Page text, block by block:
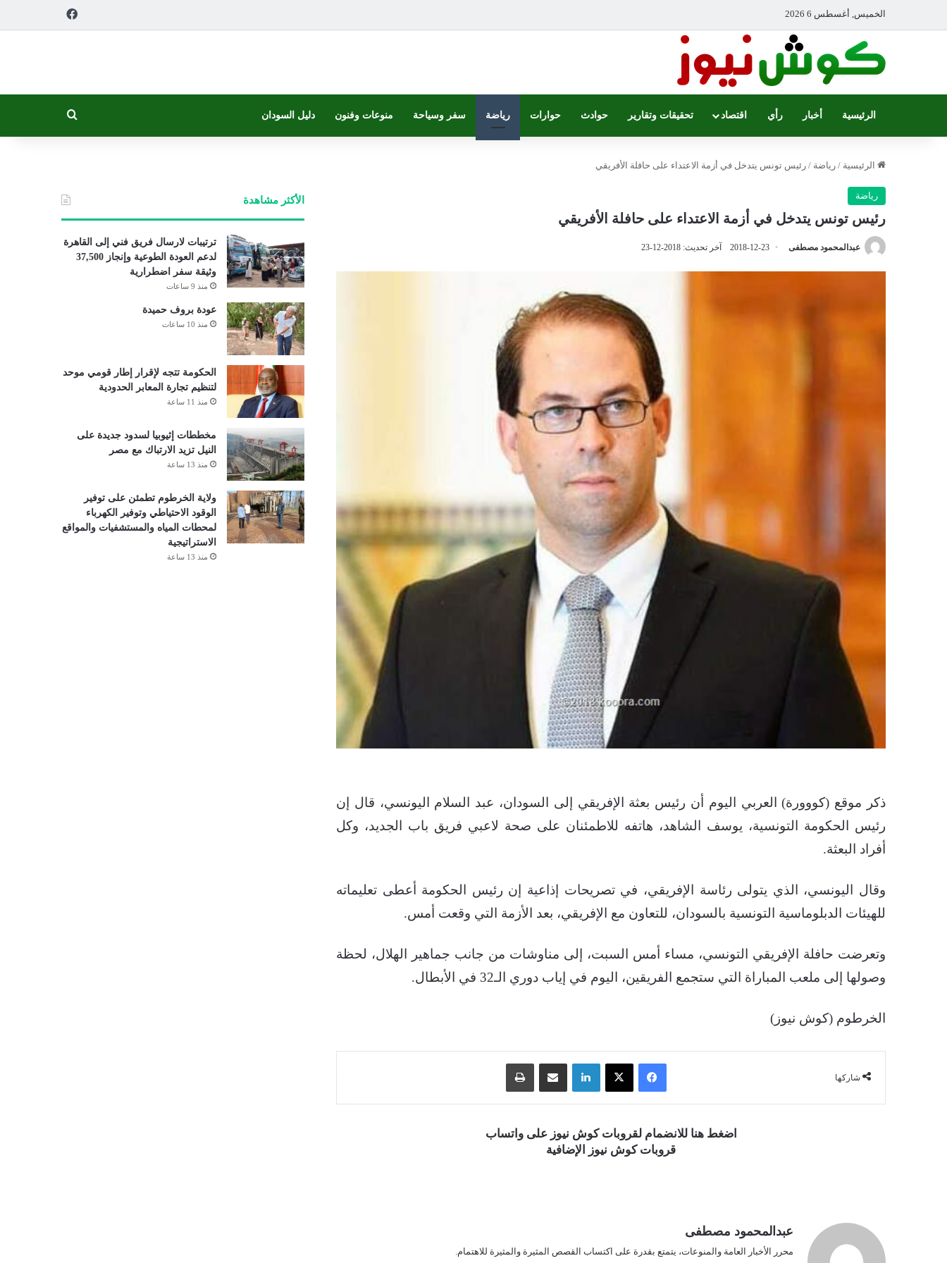
الخميس, أغسطس 6 2026
الرئيسية أخبار رأي اقتصاد تحقيقات وتقارير حوادث حوارات رياضة سفر وسياحة منوعات وفنون دليل السودان
الرئيسية / رياضة / رئيس تونس يتدخل في أزمة الاعتداء على حافلة الأفريقي
رياضة
رئيس تونس يتدخل في أزمة الاعتداء على حافلة الأفريقي
عبدالمحمود مصطفى 2018-12-23 آخر تحديث: 2018-12-23
ذكر موقع (كووورة) العربي اليوم أن رئيس بعثة الإفريقي إلى السودان، عبد السلام اليونسي، قال إن
رئيس الحكومة التونسية، يوسف الشاهد، هاتفه للاطمئنان على صحة لاعبي فريق باب الجديد، وكل
أفراد البعثة.
وقال اليونسي، الذي يتولى رئاسة الإفريقي، في تصريحات إذاعية إن رئيس الحكومة أعطى تعليماته
للهيئات الدبلوماسية التونسية بالسودان، للتعاون مع الإفريقي، بعد الأزمة التي وقعت أمس.
وتعرضت حافلة الإفريقي التونسي، مساء أمس السبت، إلى مناوشات من جانب جماهير الهلال، لحظة
وصولها إلى ملعب المباراة التي ستجمع الفريقين، اليوم في إياب دوري الـ32 في الأبطال.
الخرطوم (كوش نيوز)
شاركها
فيسبوك ‫X لينكدإن مشاركة عبر البريد
اضغط هنا للانضمام لقروبات كوش نيوز على واتساب
قروبات كوش نيوز الإضافية
عبدالمحمود مصطفى
محرر الأخبار العامة والمنوعات، يتمتع بقدرة على اكتساب القصص المثيرة والمثيرة للاهتمام.
الأكثر مشاهدة
ترتيبات لارسال فريق فني إلى القاهرة
لدعم العودة الطوعية وإنجاز 37,500
وثيقة سفر اضطرارية
منذ 9 ساعات
عودة بروف حميدة
منذ 10 ساعات
الحكومة تتجه لإقرار إطار قومي موحد
لتنظيم تجارة المعابر الحدودية
منذ 11 ساعة
مخططات إثيوبيا لسدود جديدة على
النيل تزيد الارتباك مع مصر
منذ 13 ساعة
ولاية الخرطوم تطمئن على توفير
الوقود الاحتياطي وتوفير الكهرباء
لمحطات المياه والمستشفيات والمواقع
الاستراتيجية
منذ 13 ساعة